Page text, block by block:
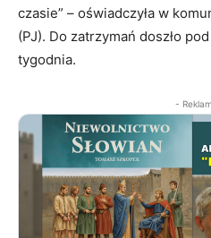
czasie” – oświadczyła w
(PJ). Do zatrzymań doszło
tygodnia.
-